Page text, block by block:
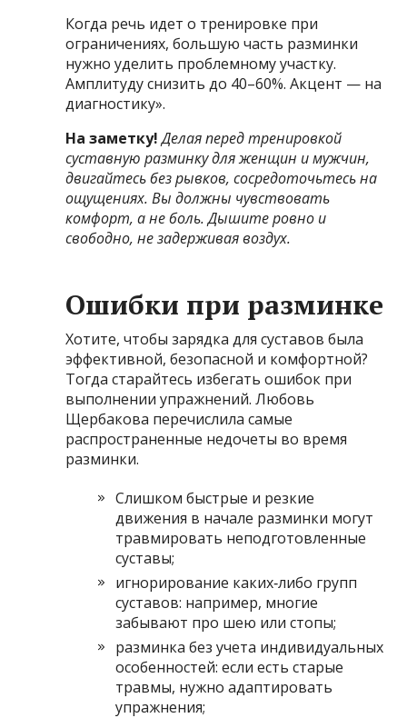
Когда речь идет о тренировке при
ограничениях, большую часть разминки
нужно уделить проблемному участку.
Амплитуду снизить до 40–60%. Акцент — на
диагностику».
На заметку!Делая перед тренировкой
суставную разминку для женщин и мужчин,
двигайтесь без рывков, сосредоточьтесь на
ощущениях. Вы должны чувствовать
комфорт, а не боль. Дышите ровно и
свободно, не задерживая воздух.
Ошибки при разминке
Хотите, чтобы зарядка для суставов была
эффективной, безопасной и комфортной?
Тогда старайтесь избегать ошибок при
выполнении упражнений. Любовь
Щербакова перечислила самые
распространенные недочеты во время
разминки.
Слишком быстрые и резкие
движения в начале разминки могут
травмировать неподготовленные
суставы;
игнорирование каких‑либо групп
суставов: например, многие
забывают про шею или стопы;
разминка без учета индивидуальных
особенностей: если есть старые
травмы, нужно адаптировать
упражнения;